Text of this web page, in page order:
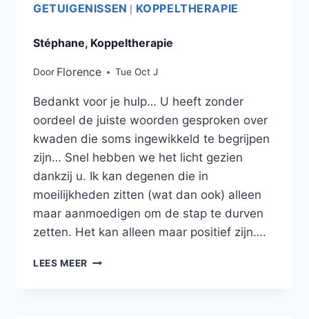
GETUIGENISSEN KOPPELTHERAPIE
Stéphane, Koppeltherapie
Door Florence Tue Oct J
Bedankt voor je hulp… U heeft zonder
oordeel de juiste woorden gesproken over
kwaden die soms ingewikkeld te begrijpen
zijn… Snel hebben we het licht gezien
dankzij u. Ik kan degenen die in
moeilijkheden zitten (wat dan ook) alleen
maar aanmoedigen om de stap te durven
zetten. Het kan alleen maar positief zijn….
LEES MEER